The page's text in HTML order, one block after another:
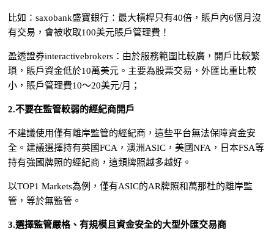
比如：saxobank盛寶銀行：最大槓桿只有40倍，賬戶內6個月沒
有交易，會被收取100美元賬戶管理費！
盈透證券interactivebrokers：由於服務範圍比較廣，開戶比較繁
瑣，賬戶資金低於10萬美元。主要為股票交易，外匯比重比較
小，賬戶管理費10～20美元/月；
2.不要在監管較弱的經紀商開戶
不建議使用僅有離岸監管的經紀商，這些平台無法保障資金安
全。建議選擇持有英國FCA，澳洲ASIC，美國NFA，日本FSA等
持有強國牌照的經紀商，這類牌照越多越好。
以TOP1 Markets為例，僅有ASIC的AR牌照和萬那杜的離岸監
管，等於無監管。
3.選擇監管嚴格、有規模且資金安全的大型外匯交易商